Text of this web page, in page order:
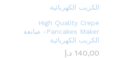
High Quality Crepe
Pancakes Maker- صانعة
الكريب الكهربائية
140,00 د.إ